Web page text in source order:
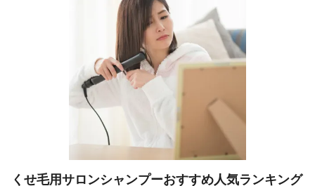
くせ毛用サロンシャンプーおすすめ人気ランキング